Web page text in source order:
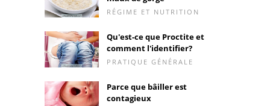
RÉGIME ET NUTRITION
Qu'est-ce que Proctite et
comment l'identifier?
PRATIQUE GÉNÉRALE
Parce que bâiller est
contagieux